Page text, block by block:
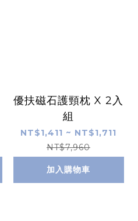
優扶磁石護頸枕 X 2入
組
NT$1,411 ~ NT$1,711
NT$7,960
加入購物車